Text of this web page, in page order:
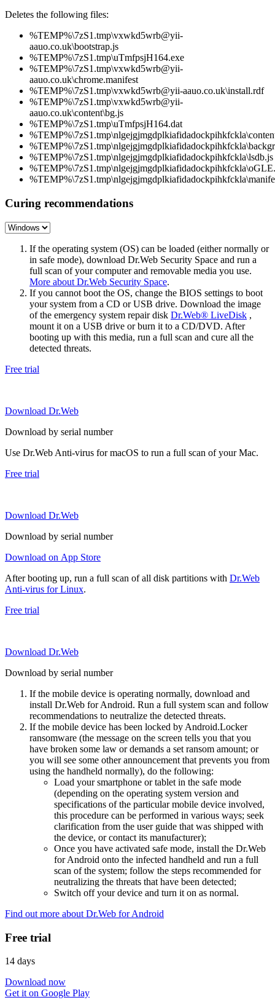
Deletes the following files:
%TEMP%\7zS1.tmp\vxwkd5wrb@yii-
aauo.co.uk\bootstrap.js
%TEMP%\7zS1.tmp\uTmfpsjH164.exe
%TEMP%\7zS1.tmp\vxwkd5wrb@yii-
aauo.co.uk\chrome.manifest
%TEMP%\7zS1.tmp\vxwkd5wrb@yii-aauo.co.uk\install.rdf
%TEMP%\7zS1.tmp\vxwkd5wrb@yii-
aauo.co.uk\content\bg.js
%TEMP%\7zS1.tmp\uTmfpsjH164.dat
%TEMP%\7zS1.tmp\nlgejgjmgdplkiafidadockpihkfckla\lsdb.js
Curing recommendations
If the operating system (OS) can be loaded (either normally or
in safe mode), download Dr.Web Security Space and run a
full scan of your computer and removable media you use.
More about Dr.Web Security Space.
If you cannot boot the OS, change the BIOS settings to boot
your system from a CD or USB drive. Download the image
of the emergency system repair disk Dr.Web® LiveDisk ,
mount it on a USB drive or burn it to a CD/DVD. After
booting up with this media, run a full scan and cure all the
detected threats.
Free trial
Download Dr.Web
Download by serial number
Use Dr.Web Anti-virus for macOS to run a full scan of your Mac.
Free trial
Download Dr.Web
Download by serial number
Download on App Store
After booting up, run a full scan of all disk partitions with Dr.Web
Anti-virus for Linux.
Free trial
Download Dr.Web
Download by serial number
If the mobile device is operating normally, download and
install Dr.Web for Android. Run a full system scan and follow
recommendations to neutralize the detected threats.
If the mobile device has been locked by Android.Locker
ransomware (the message on the screen tells you that you
have broken some law or demands a set ransom amount; or
you will see some other announcement that prevents you from
using the handheld normally), do the following:
Load your smartphone or tablet in the safe mode
(depending on the operating system version and
specifications of the particular mobile device involved,
this procedure can be performed in various ways; seek
clarification from the user guide that was shipped with
the device, or contact its manufacturer);
Once you have activated safe mode, install the Dr.Web
for Android onto the infected handheld and run a full
scan of the system; follow the steps recommended for
neutralizing the threats that have been detected;
Switch off your device and turn it on as normal.
Find out more about Dr.Web for Android
Free trial
14 days
Download now
Get it on Google Play